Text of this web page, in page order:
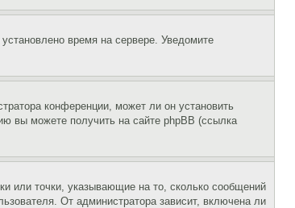
время на сервере. Уведомите
конференции, может ли он установить
вы можете получить на сайте phpBB (ссылка
или точки, указывающие на то, сколько сообщений
От администратора зависит, включена ли